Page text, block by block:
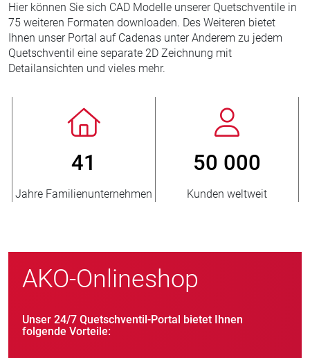
Hier können Sie sich CAD Modelle unserer Quetschventile in
75 weiteren Formaten downloaden. Des Weiteren bietet
Ihnen unser Portal auf Cadenas unter Anderem zu jedem
Quetschventil eine separate 2D Zeichnung mit
Detailansichten und vieles mehr.
50 000
Kunden weltweit
AKO-Onlineshop
Unser 24/7 Quetschventil-Portal bietet Ihnen
folgende Vorteile: